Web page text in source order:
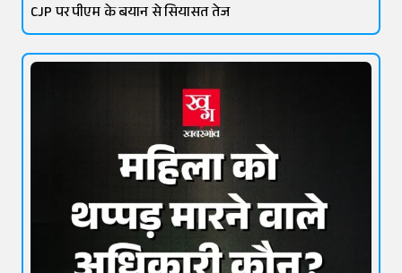
CJP पर पीएम के बयान से सियासत तेज